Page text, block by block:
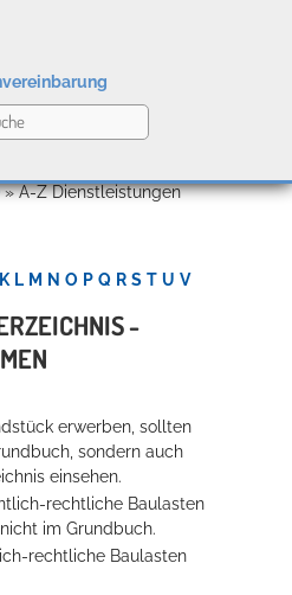
»A-Z Dienstleistungen
K L M N O P Q R S T U V
-
erwerben, sollten
sondern auch
einsehen.
rechtliche Baulasten
im Grundbuch.
rechtliche Baulasten